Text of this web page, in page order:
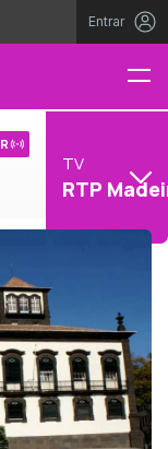
Entrar
TV
RTP